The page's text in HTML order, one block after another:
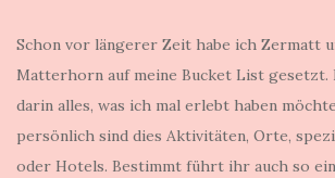
Schon vor längerer Zeit habe ich Zermatt
Matterhorn auf meine Bucket List
darin alles, was ich mal erlebt haben
persönlich sind dies Aktivitäten, Orte,
oder Hotels. Bestimmt führt ihr auch so